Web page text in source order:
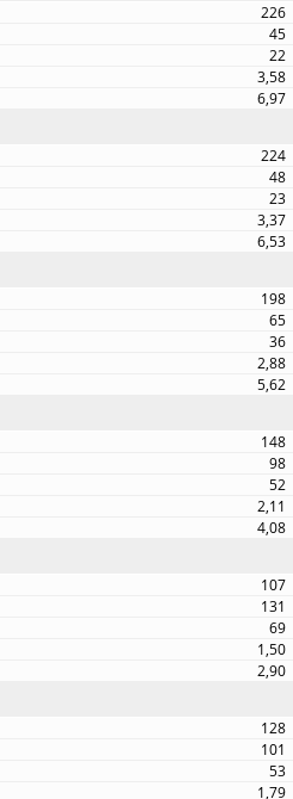
226
45
22
3,58
6,97
224
48
23
3,37
6,53
198
65
36
2,88
5,62
148
98
52
2,11
4,08
107
131
69
1,50
2,90
128
101
53
1,79